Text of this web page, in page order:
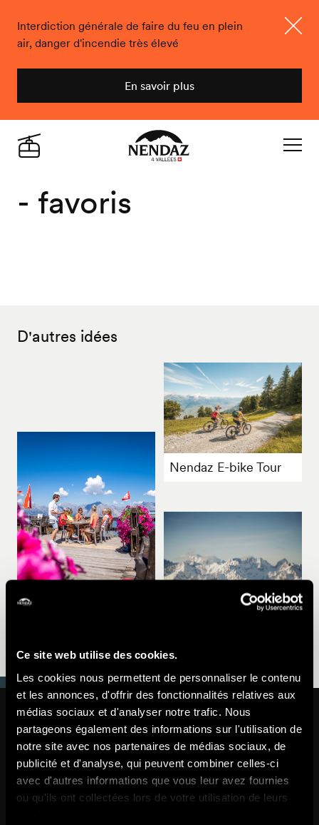
Ce site web utilise des cookies.
Les cookies nous permettent de personnaliser le contenu
et les annonces, d'offrir des fonctionnalités relatives aux
médias sociaux et d'analyser notre trafic. Nous
partageons également des informations sur l'utilisation de
notre site avec nos partenaires de médias sociaux, de
publicité et d'analyse, qui peuvent combiner celles-ci
avec d'autres informations que vous leur avez fournies
ou qu'ils ont collectées lors de votre utilisation de leurs
Interdiction générale de faire du feu en plein
air, danger d'incendie très élevé
En savoir plus
- favoris
D'autres idées
Nendaz E-bike Tour
Rando'Miam été
Webcams
Nendaz
Tourisme
Nendaz Tourisme
+41 27 289 55 89
Remontées mécaniques